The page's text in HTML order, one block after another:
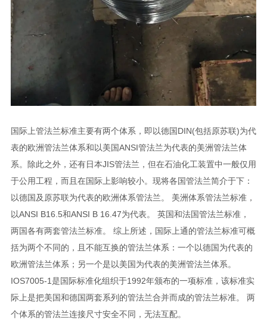
国际上管法兰标准主要有两个体系，即以德国DIN(包括原苏联)为代
表的欧洲管法兰体系和以美国ANSI管法兰为代表的美洲管法兰体
系。除此之外，还有日本JIS管法兰，但在石油化工装置中一般仅用
于公用工程，而且在国际上影响较小。现将各国管法兰简介于下：
以德国及原苏联为代表的欧洲体系管法兰。 美洲体系管法兰标准，
以ANSI B16.5和ANSI B 16.47为代表。 英国和法国管法兰标准，
两国各有两套管法兰标准。 综上所述，国际上通的管法兰标准可概
括为两个不同的，且不能互换的管法兰体系：一个以德国为代表的
欧洲管法兰体系；另一个是以美国为代表的美洲管法兰体系。
IOS7005-1是国际标准化组织于1992年颁布的一项标准，该标准实
际上是把美国和德国两套系列的管法兰合并而成的管法兰标准。 两
个体系的管法兰连接尺寸安全不同，无法互配。